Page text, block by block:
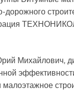
дорожного
Михайлович,